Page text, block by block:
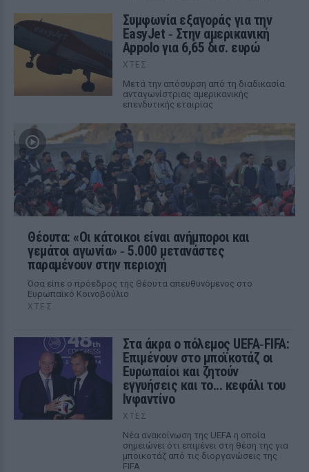
Συμφωνία εξαγοράς για την
EasyJet ‑ Στην αμερικανική
Appolo για 6,65 δισ. ευρώ
ΧΤΕΣ
Μετά την απόσυρση από τη διαδικασία
ανταγωνίστριας αμερικανικής
επενδυτικής εταιρίας
Θέουτα: «Οι κάτοικοι είναι ανήμποροι και
γεμάτοι αγωνία» ‑ 5.000 μετανάστες
παραμένουν στην περιοχή
Όσα είπε ο πρόεδρος της Θέουτα απευθυνόμενος στο
Ευρωπαϊκό Κοινοβούλιο
ΧΤΕΣ
Στα άκρα ο πόλεμος UEFA‑FIFA:
Επιμένουν στο μποϊκοτάζ οι
Ευρωπαίοι και ζητούν
εγγυήσεις και το... κεφάλι του
Ινφαντίνο
ΧΤΕΣ
Νέα ανακοίνωση της UEFA η οποία
σημειώνει ότι επιμένει στη θέση της για
μποϊκοτάζ από τις διοργανώσεις της
FIFA